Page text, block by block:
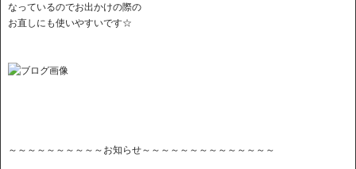
なっているのでお出かけの際の
お直しにも使いやすいです☆
～～～～～～～～～～お知らせ～～～～～～～～～～～～～～